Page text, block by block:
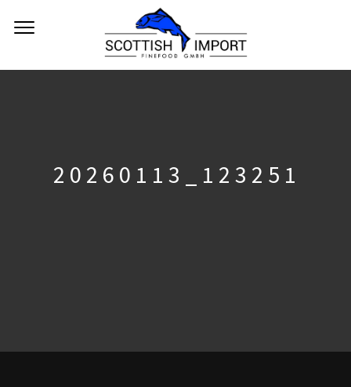
20260113_123251